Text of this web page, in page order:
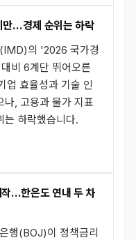
만…경제 순위는 하락
의 '2026 국가경
비 6계단 뛰어오른
업 효율성과 기술 인
나, 고용과 물가 지표
는 하락했습니다.
...한은도 연내 두 차
행(BOJ)이 정책금리